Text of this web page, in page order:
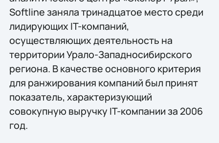
Softline заняла тринадцатое место среди
лидирующих IT-компаний,
осуществляющих деятельность на
территории Урало-Западносибирского
региона. В качестве основного критерия
для ранжирования компаний был принят
показатель, характеризующий
совокупную выручку IT-компании за 2006
год.